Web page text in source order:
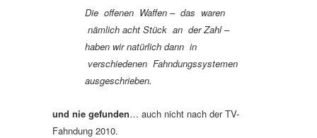
Die offenen Waffen – das waren
nämlich acht Stück an der Zahl –
haben wir natürlich dann in
verschiedenen Fahndungssystemen
ausgeschrieben.
und nie gefunden… auch nicht nach der TV-
Fahndung 2010.